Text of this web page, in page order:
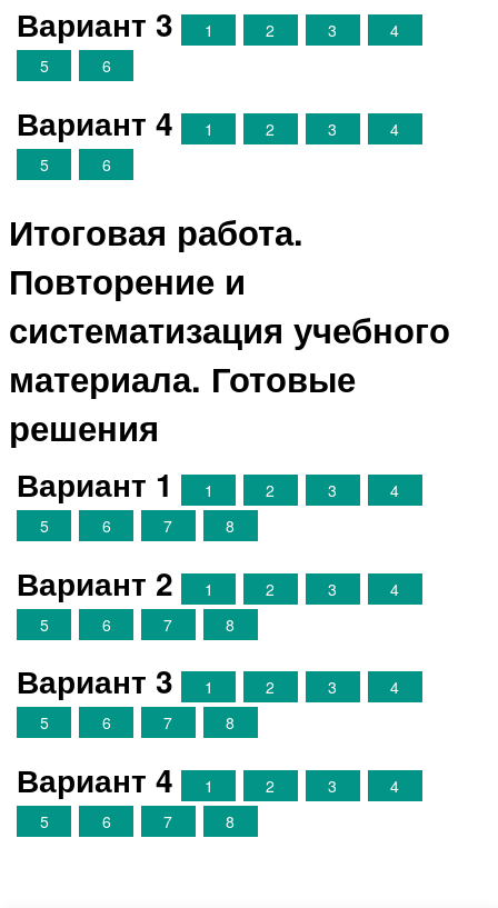
Вариант 3 1 2 3
4
5
6
Вариант 4 1 2 3
4
5
6
Итоговая работа.
Повторение и
систематизация учебного
материала. Готовые
решения
Вариант 1 1 2 3
4
5
6 7 8
Вариант 2 1 2 3
4
5
6 7 8
Вариант 3 1 2 3
4
5
6 7 8
Вариант 4 1 2 3
4
5
6 7 8